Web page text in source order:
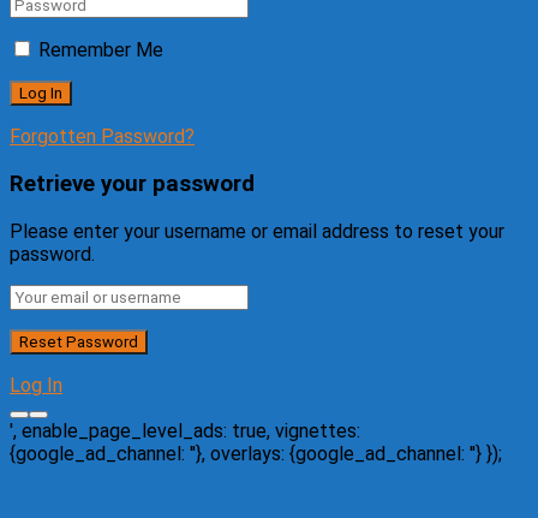
Remember Me
Forgotten Password?
Retrieve your password
Please enter your username or email address to reset your
password.
Log In
', enable_page_level_ads: true, vignettes:
{google_ad_channel: ''}, overlays: {google_ad_channel: ''} });